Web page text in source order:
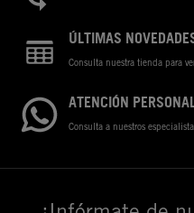
ÚLTIMAS
Consulta nuestra tienda para
ATENCIÓN
Consulta a nuestros